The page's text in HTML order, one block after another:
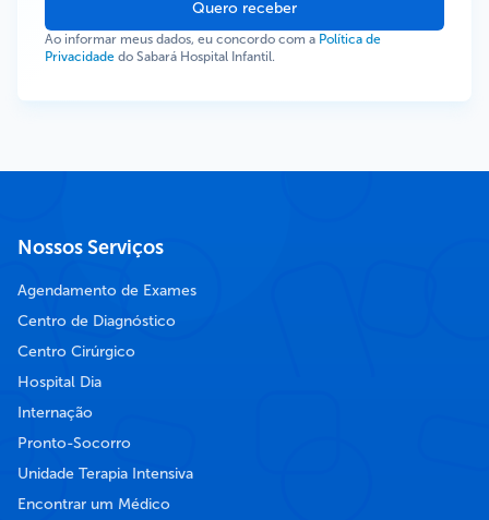
Quero receber
Ao informar meus dados, eu concordo com a Política de
Privacidade do Sabará Hospital Infantil.
Nossos Serviços
Agendamento de Exames
Centro de Diagnóstico
Centro Cirúrgico
Hospital Dia
Internação
Pronto-Socorro
Unidade Terapia Intensiva
Encontrar um Médico